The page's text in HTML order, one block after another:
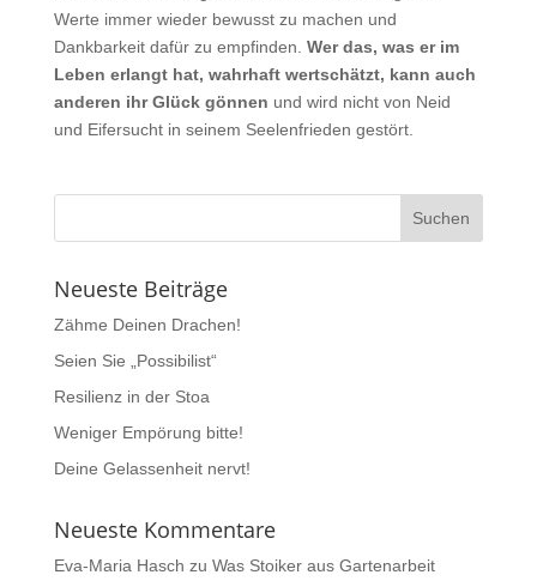
Werte immer wieder bewusst zu machen und
Dankbarkeit dafür zu empfinden. Wer das, was er im
Leben erlangt hat, wahrhaft wertschätzt, kann auch
anderen ihr Glück gönnen und wird nicht von Neid
und Eifersucht in seinem Seelenfrieden gestört.
Neueste Beiträge
Zähme Deinen Drachen!
Seien Sie „Possibilist“
Resilienz in der Stoa
Weniger Empörung bitte!
Deine Gelassenheit nervt!
Neueste Kommentare
Eva-Maria Hasch zu Was Stoiker aus Gartenarbeit